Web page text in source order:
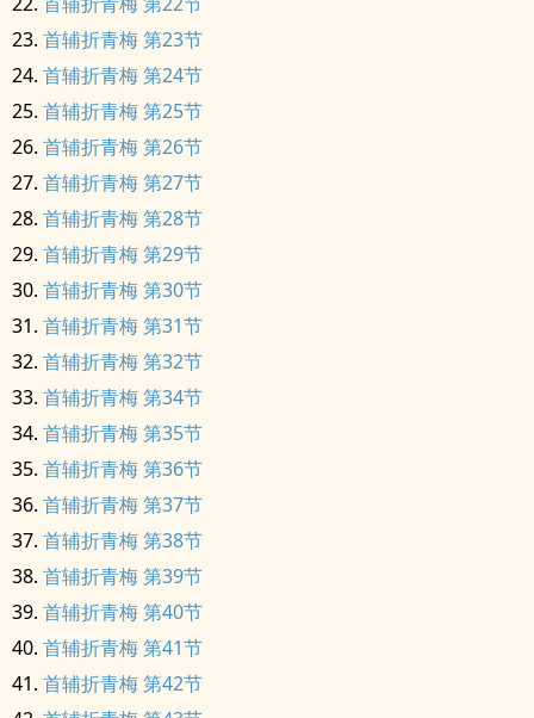
首辅折青梅 第23节
首辅折青梅 第24节
首辅折青梅 第25节
首辅折青梅 第26节
首辅折青梅 第27节
首辅折青梅 第28节
首辅折青梅 第29节
首辅折青梅 第30节
首辅折青梅 第31节
首辅折青梅 第32节
首辅折青梅 第34节
首辅折青梅 第35节
首辅折青梅 第36节
首辅折青梅 第37节
首辅折青梅 第38节
首辅折青梅 第39节
首辅折青梅 第40节
首辅折青梅 第41节
首辅折青梅 第42节